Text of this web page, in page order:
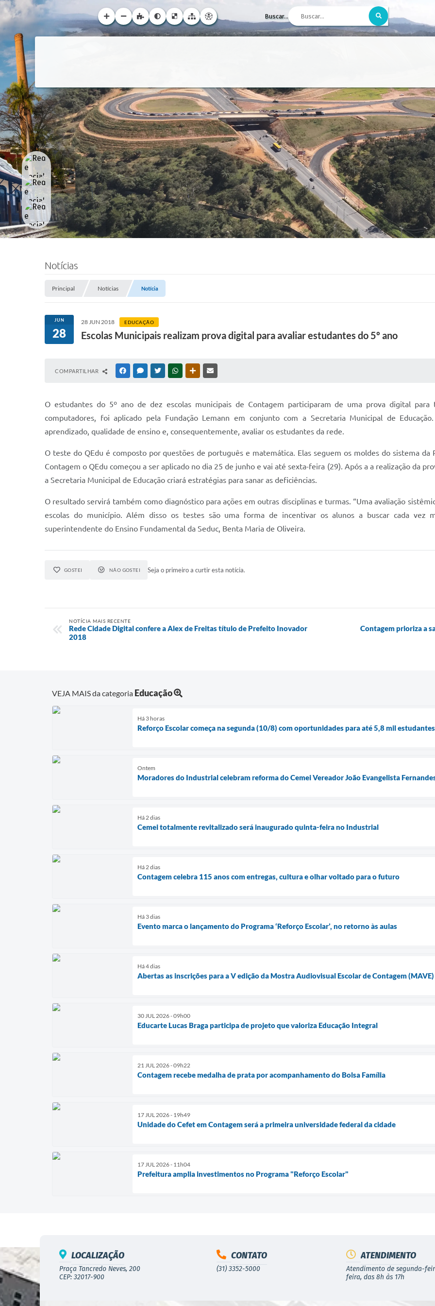
Buscar...
Notícias
Principal Notícias Notícia
JUN
28
28 JUN 2018 EDUCAÇÃO
Escolas Municipais realizam prova digital para avaliar estudantes do 5º ano
COMPARTILHAR FACEBOOKMESSENGER
TWITTERWHATSAPPOUTRAS MÍDIAS
O estudantes do 5º ano de dez escolas municipais de Contagem participaram de uma prova digital
computadores, foi aplicado pela Fundação Lemann em conjunto com a Secretaria Municipal de
aprendizado, qualidade de ensino e, consequentemente, avaliar os estudantes da rede.
O teste do QEdu é composto por questões de português e matemática. Elas seguem os moldes do sistema da
Contagem o QEdu começou a ser aplicado no dia 25 de junho e vai até sexta-feira (29). Após a a realização da
a Secretaria Municipal de Educação criará estratégias para sanar as deficiências.
O resultado servirá também como diagnóstico para ações em outras disciplinas e turmas. “Uma avaliação
escolas do município. Além disso os testes são uma forma de incentivar os alunos a buscar cada vez
superintendente do Ensino Fundamental da Seduc, Benta Maria de Oliveira.
GOSTEI NÃO GOSTEI Seja o primeiro a curtir esta notícia.
NOTÍCIA MAIS RECENTE
Rede Cidade Digital confere a Alex de Freitas título de Prefeito Inovador
2018
Contagem prioriza a
VEJA MAIS da categoria Educação
Há 3 horas
Reforço Escolar começa na segunda (10/8) com oportunidades para até 5,8 mil estudantes
Ontem
Moradores do Industrial celebram reforma do Cemei Vereador João Evangelista
Há 2 dias
Cemei totalmente revitalizado será inaugurado quinta-feira no Industrial
Há 2 dias
Contagem celebra 115 anos com entregas, cultura e olhar voltado para o futuro
Há 3 dias
Evento marca o lançamento do Programa ‘Reforço Escolar’, no retorno às aulas
Há 4 dias
Abertas as inscrições para a V edição da Mostra Audiovisual Escolar de Contagem (MAVE)
30 JUL 2026 - 09h00
Educarte Lucas Braga participa de projeto que valoriza Educação Integral
21 JUL 2026 - 09h22
Contagem recebe medalha de prata por acompanhamento do Bolsa Família
17 JUL 2026 - 19h49
Unidade do Cefet em Contagem será a primeira universidade federal da cidade
17 JUL 2026 - 11h04
Prefeitura amplia investimentos no Programa "Reforço Escolar"
LOCALIZAÇÃO
Praça Tancredo Neves, 200
CEP: 32017-900
CONTATO
(31) 3352-5000
ATENDIMENTO
Atendimento de segunda-
feira, das 8h às 17h